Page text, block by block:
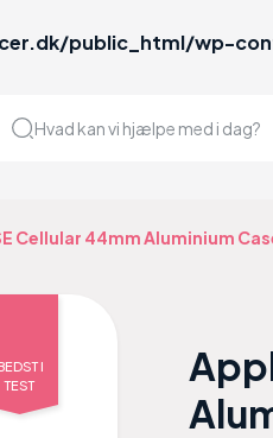
public_html/wp-
Hvad kan vi hjælpe med i dag?
Cellular 44mm Aluminium
I
TEST